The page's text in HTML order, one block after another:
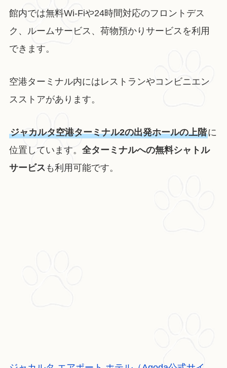
館内では無料Wi-Fiや24時間対応のフロントデス
ク、ルームサービス、荷物預かりサービスを利用
できます。
空港ターミナル内にはレストランやコンビニエン
スストアがあります。
ジャカルタ空港ターミナル2の出発ホールの上階に
位置しています。 全ターミナルへの無料シャトル
サービス も利用可能です。